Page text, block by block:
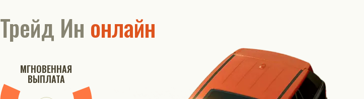
Трейд Ин онлайн
МГНОВЕННАЯ
ВЫПЛАТА